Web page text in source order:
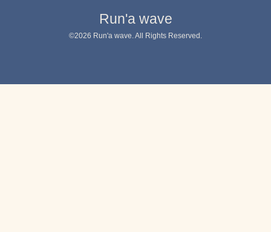
Run'a wave
©2026 Run'a wave . All Rights Reserved.